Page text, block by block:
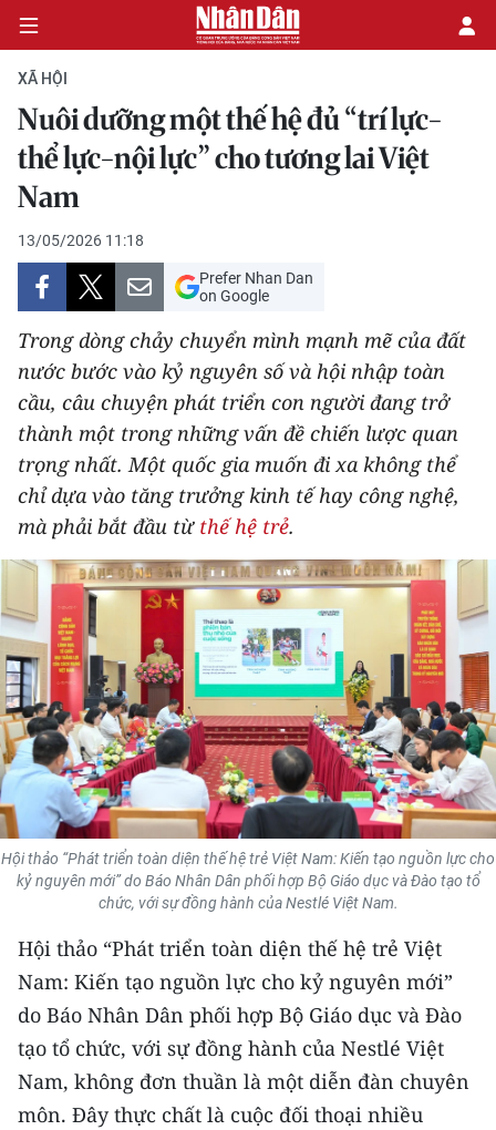
CHÍNH TRỊ
KINH TẾ
VĂN HÓA
XÃ HỘI
PHÁP LUẬT
DU LỊCH
THẾ GIỚI
THỂ THAO
GIÁO DỤC
Y TẾ
KHOA HỌC - CÔNG NGHỆ
MÔI TRƯỜNG
BẠN ĐỌC
KIỂM CHỨNG THÔNG TIN
TRI THỨC CHUYÊN SÂU
54 DÂN TỘC VIỆT NAM
CHƯƠNG TRÌNH OCOP - MỖI XÃ
MỘT SẢN PHẨM
RADIO
XÃ HỘI
Nuôi dưỡng một thế hệ đủ “trí lực-
thể lực-nội lực” cho tương lai Việt
Nam
13/05/2026 11:18
Prefer Nhan Dan
on Google
Trong dòng chảy chuyển mình mạnh mẽ của đất
nước bước vào kỷ nguyên số và hội nhập toàn
cầu, câu chuyện phát triển con người đang trở
thành một trong những vấn đề chiến lược quan
trọng nhất. Một quốc gia muốn đi xa không thể
chỉ dựa vào tăng trưởng kinh tế hay công nghệ,
mà phải bắt đầu từ thế hệ trẻ.
Hội thảo “Phát triển toàn diện thế hệ trẻ Việt Nam: Kiến tạo nguồn lực cho
kỷ nguyên mới” do Báo Nhân Dân phối hợp Bộ Giáo dục và Đào tạo tổ
chức, với sự đồng hành của Nestlé Việt Nam.
Hội thảo “Phát triển toàn diện thế hệ trẻ Việt
Nam: Kiến tạo nguồn lực cho kỷ nguyên mới”
do Báo Nhân Dân phối hợp Bộ Giáo dục và Đào
tạo tổ chức, với sự đồng hành của Nestlé Việt
Nam, không đơn thuần là một diễn đàn chuyên
môn. Đây thực chất là cuộc đối thoại nhiều